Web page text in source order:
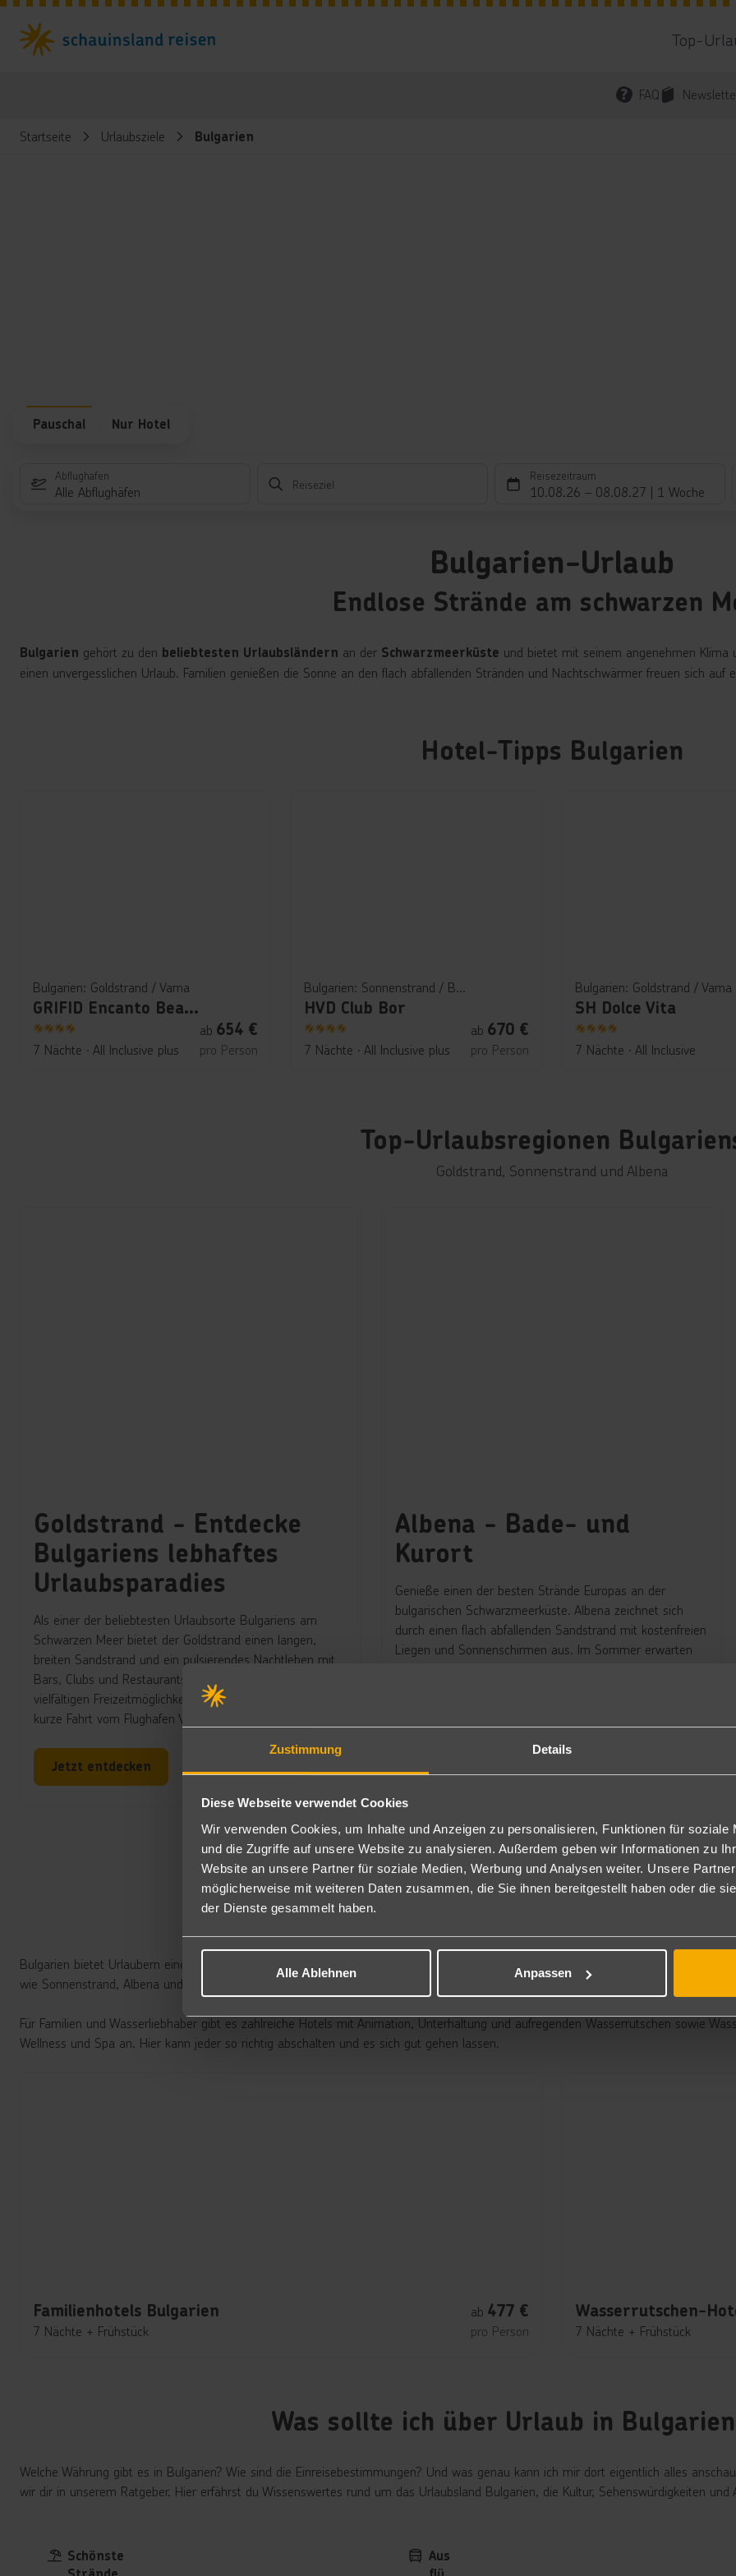
Zustimmung Details
Diese Webseite verwendet Cookies
Wir verwenden Cookies, um Inhalte und Anzeigen zu personalisieren, Funktionen für soziale
und die Zugriffe auf unsere Website zu analysieren. Außerdem geben wir Informationen zu
Website an unsere Partner für soziale Medien, Werbung und Analysen weiter. Unsere
möglicherweise mit weiteren Daten zusammen, die Sie ihnen bereitgestellt haben oder die
der Dienste gesammelt haben.
Alle Ablehnen Anpassen
Top-
FAQ
Startseite Urlaubsziele Bulgarien
Pauschal Nur Hotel
Abflughafen
Alle Abflughäfen Reiseziel
Reisezeitraum
10.08.26 – 08.08.27 1 Woche
Bulgarien-Urlaub
Endlose Strände am schwarzen
Bulgarien gehört zu den beliebtesten Urlaubsländern an der Schwarzmeerküste und bietet mit seinem angenehmen Klima
einen unvergesslichen Urlaub. Familien genießen die Sonne an den flach abfallenden Stränden und Nachtschwärmer freuen sich auf
Hotel-Tipps Bulgarien
Bulgarien: Goldstrand / Varna
GRIFID Encanto Beach
4
7 Nächte ∙ All Inclusive plus
ab 654 €
pro Person
Bulgarien: Sonnenstrand / Burgas / Nessebar
HVD Club Bor
4
7 Nächte ∙ All Inclusive plus
ab 670 €
pro Person
Bulgarien: Goldstrand / Varna
SH Dolce Vita
4
7 Nächte ∙ All Inclusive
Top-Urlaubsregionen
Goldstrand, Sonnenstrand und Albena
Goldstrand - Entdecke
Bulgariens lebhaftes
Urlaubsparadies
Als einer der beliebtesten Urlaubsorte Bulgariens am
Schwarzen Meer bietet der Goldstrand einen langen,
breiten Sandstrand und ein pulsierendes Nachtleben mit
Bars, Clubs und Restaurants. Die Region ist für ihre
vielfältigen Freizeitmöglichkeiten bekannt und nur eine
kurze Fahrt vom Flughafen Varna entfernt.
Jetzt entdecken
Albena - Bade- und
Kurort
Genieße einen der besten Strände Europas an der
bulgarischen Schwarzmeerküste. Albena zeichnet sich
durch einen flach abfallenden Sandstrand mit kostenfreien
Liegen und Sonnenschirmen aus. Im Sommer erwarten
allen Hotels ein "Green All Inclusive" mit Lebensmitteln
aus eigenem Anbau und grüner Energie.
Bulgarien Urlaub für jeden
Bulgarien bietet Urlaubern eine perfekte Mischung aus Abenteuer und Erholung. An den malerischen Küsten des Schwarzen
wie Sonnenstrand, Albena und Goldstrand.
Für Familien und Wasserliebhaber gibt es zahlreiche Hotels mit Animation, Unterhaltung und aufregenden Wasserrutschen sowie
Wellness und Spa an. Hier kann jeder so richtig abschalten und es sich gut gehen lassen.
Familienhotels Bulgarien
7 Nächte + Frühstück
ab 477 €
pro Person
Wasserrutschen-
7 Nächte + Frühstück
Was sollte ich über Urlaub in
Welche Währung gibt es in Bulgarien? Wie sind die Einreisebestimmungen? Und was genau kann ich mir dort eigentlich alles
wir dir in unserem Ratgeber. Hier erfährst du Wissenswertes rund um das Urlaubsland Bulgarien, die Kultur, Sehenswürdigkeiten
Schönste
Aus